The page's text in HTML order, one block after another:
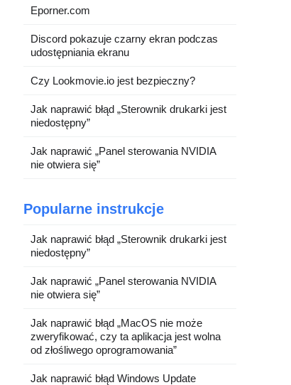
Eporner.com
Discord pokazuje czarny ekran podczas
udostępniania ekranu
Czy Lookmovie.io jest bezpieczny?
Jak naprawić błąd „Sterownik drukarki jest
niedostępny”
Jak naprawić „Panel sterowania NVIDIA
nie otwiera się”
Popularne instrukcje
Jak naprawić błąd „Sterownik drukarki jest
niedostępny”
Jak naprawić „Panel sterowania NVIDIA
nie otwiera się”
Jak naprawić błąd „MacOS nie może
zweryfikować, czy ta aplikacja jest wolna
od złośliwego oprogramowania”
Jak naprawić błąd Windows Update